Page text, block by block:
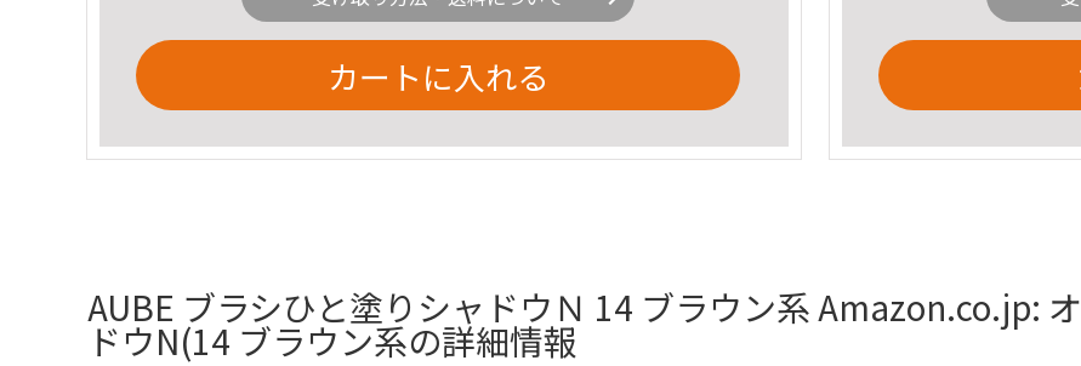
カートに入れる
AUBE ブラシひと塗りシャドウＮ 14 ブラウン系 Amazon.co.jp:
ドウN(14 ブラウン系の詳細情報